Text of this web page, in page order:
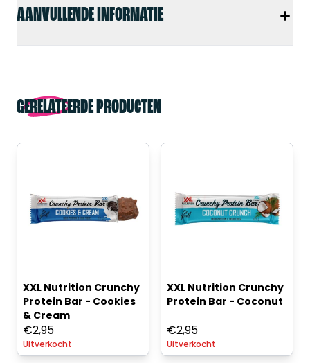
AANVULLENDE INFORMATIE
GERELATEERDE PRODUCTEN
XXL Nutrition Crunchy
Protein Bar - Cookies
& Cream
€2,95
Uitverkocht
XXL Nutrition Crunchy
Protein Bar - Coconut
€2,95
Uitverkocht